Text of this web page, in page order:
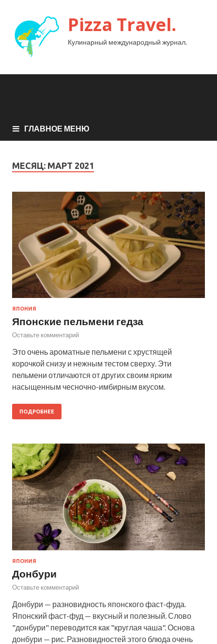
Pizza Travel.
Кулинарный международный журнал.
ГЛАВНОЕ МЕНЮ
МЕСЯЦ: МАРТ 2021
ЯПОНИЯ
Японские пельмени гедза
Оставьте комментарий
Это очень ароматные пельмени с хрустящей
корочкой снизу и нежным тестом сверху. Эти
пельмени отличаются от других своим ярким
насыщенным чесночно-имбирным вкусом.
ПОДРОБНЕЕ
ЯПОНИЯ
Донбури
Оставьте комментарий
Донбури — разновидность японского фаст-фуда.
Японский фаст-фуд — вкусный и полезный. Слово
"донбури" переводится как "круглая чаша". Основа
донбури — рис. Разновидностей этого блюда очень